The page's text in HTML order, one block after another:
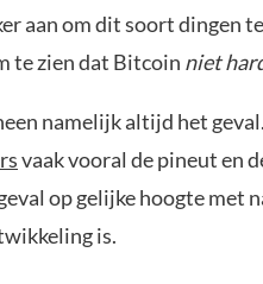
aan om dit soort dingen
te zien dat Bitcoin niet
namelijk altijd het
vaak vooral de pineut en
op gelijke hoogte met
is.